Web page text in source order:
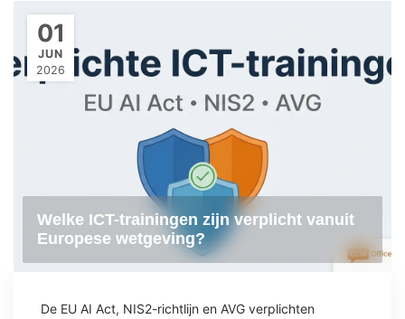
01
JUN
2026
Welke ICT-trainingen zijn verplicht vanuit
Europese wetgeving?
De EU AI Act, NIS2-richtlijn en AVG verplichten